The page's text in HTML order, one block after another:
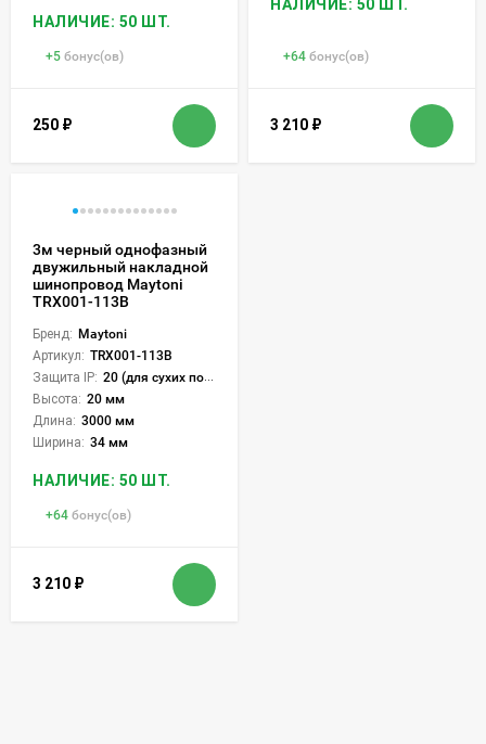
НАЛИЧИЕ: 50 ШТ.
+5 бонус(ов)
250 ₽
НАЛИЧИЕ: 50 ШТ.
+64 бонус(ов)
3 210 ₽
3м черный однофазный
двужильный накладной
шинопровод Maytoni
TRX001-113B
Бренд: Maytoni
Артикул: TRX001-113B
Защита IP: 20 (для сухих пом.)
Высота: 20 мм
Длина: 3000 мм
Ширина: 34 мм
НАЛИЧИЕ: 50 ШТ.
+64 бонус(ов)
3 210 ₽